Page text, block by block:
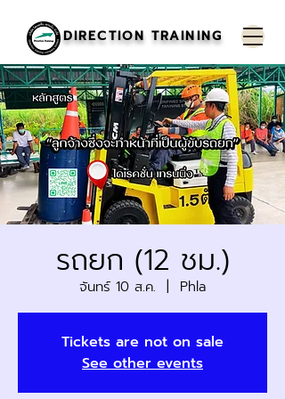
DIRECTION TRAINING
รถยก (12 ชม.)
จันทร์ 10 ส.ค. Phla
Tickets are not on sale
See other events